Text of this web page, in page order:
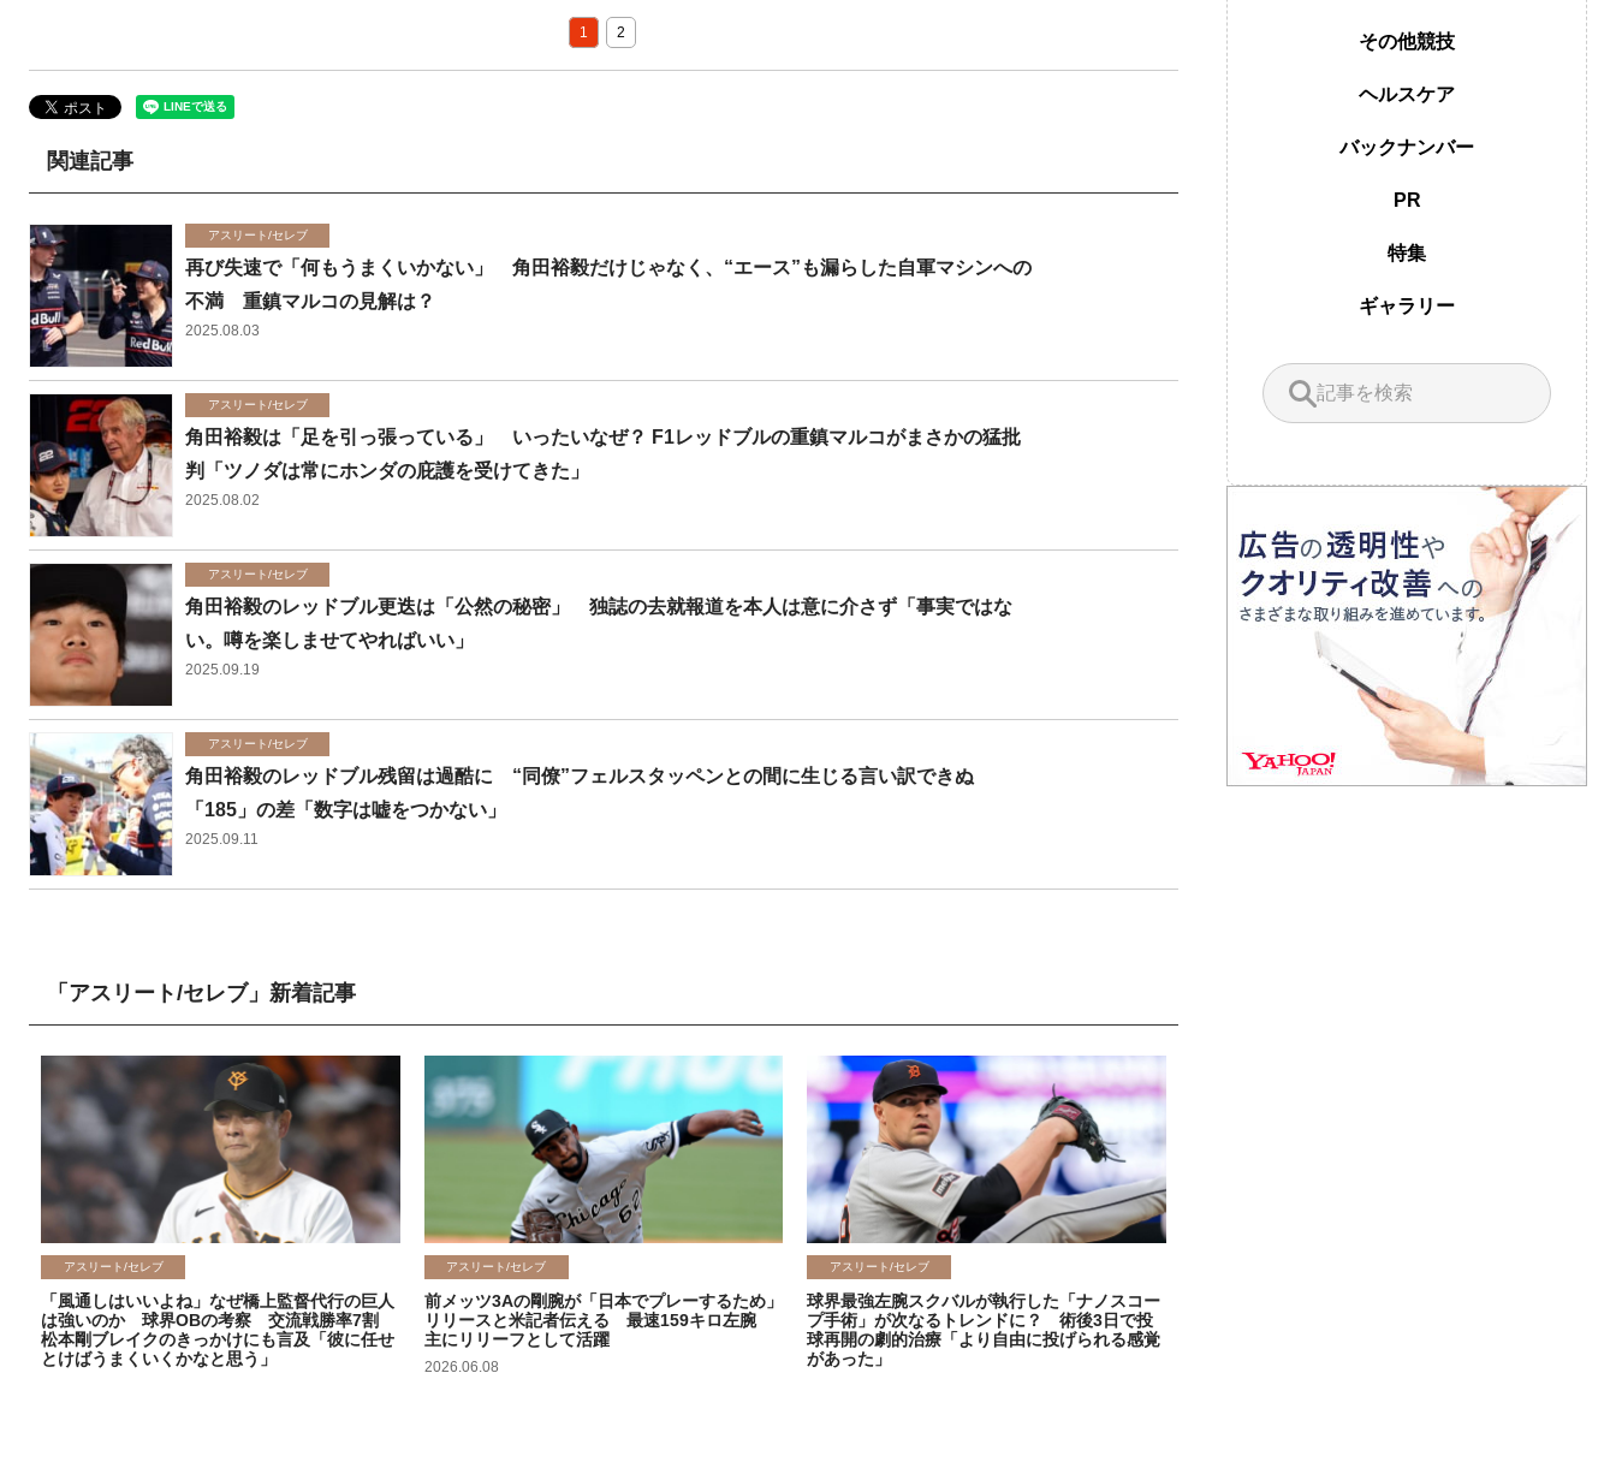
1 2
関連記事
アスリート/セレブ
再び失速で「何もうまくいかない」 角田裕毅だけじゃなく、“エース”も漏らした自軍マシンへの
不満 重鎮マルコの見解は？
2025.08.03
アスリート/セレブ
角田裕毅は「足を引っ張っている」 いったいなぜ？ F1レッドブルの重鎮マルコがまさかの猛批
判「ツノダは常にホンダの庇護を受けてきた」
2025.08.02
アスリート/セレブ
角田裕毅のレッドブル更迭は「公然の秘密」 独誌の去就報道を本人は意に介さず「事実ではな
い。噂を楽しませてやればいい」
2025.09.19
アスリート/セレブ
角田裕毅のレッドブル残留は過酷に “同僚”フェルスタッペンとの間に生じる言い訳できぬ
「185」の差「数字は嘘をつかない」
2025.09.11
「アスリート/セレブ」新着記事
アスリート/セレブ
「風通しはいいよね」なぜ橋上監督代行の巨人
は強いのか 球界OBの考察 交流戦勝率7割
松本剛ブレイクのきっかけにも言及「彼に任せ
とけばうまくいくかなと思う」
アスリート/セレブ
前メッツ3Aの剛腕が「日本でプレーするため」
リリースと米記者伝える 最速159キロ左腕
主にリリーフとして活躍
2026.06.08
アスリート/セレブ
球界最強左腕スクバルが執行した「ナノスコー
プ手術」が次なるトレンドに？ 術後3日で投
球再開の劇的治療「より自由に投げられる感覚
があった」
その他競技
ヘルスケア
バックナンバー
PR
特集
ギャラリー